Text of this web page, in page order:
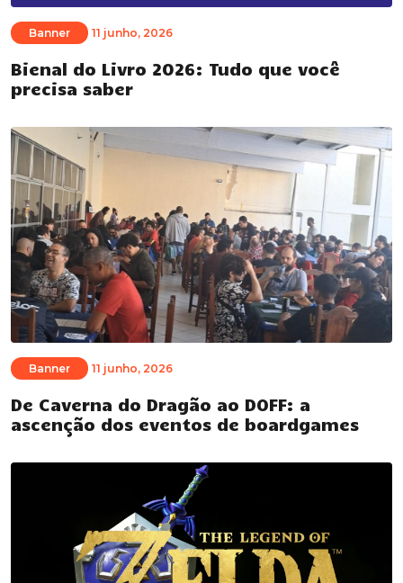
Banner 11 junho, 2026
Bienal do Livro 2026: Tudo que você
precisa saber
Banner 11 junho, 2026
De Caverna do Dragão ao DOFF: a
ascenção dos eventos de boardgames